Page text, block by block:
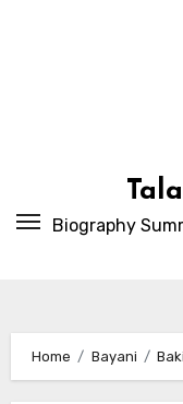
Biography
Home Bayani